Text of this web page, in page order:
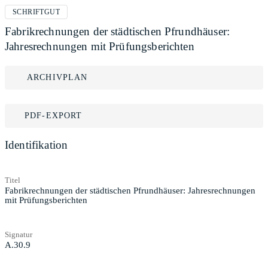
SCHRIFTGUT
Fabrikrechnungen der städtischen Pfrundhäuser:
Jahresrechnungen mit Prüfungsberichten
ARCHIVPLAN
PDF-EXPORT
Identifikation
Titel
Fabrikrechnungen der städtischen Pfrundhäuser: Jahresrechnungen
mit Prüfungsberichten
Signatur
A.30.9